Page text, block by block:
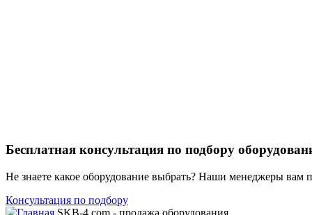
Бесплатная консультация по подбору
Не знаете какое оборудование выбрать? Наши менеджеры вам
Консультация по подбору
SKB-4.com - продажа оборудования